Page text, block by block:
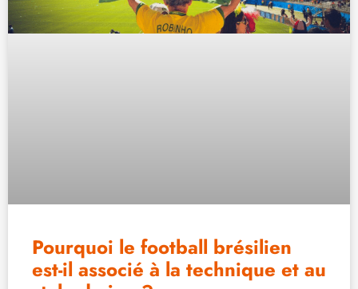
Pourquoi le football brésilien
est-il associé à la technique et au